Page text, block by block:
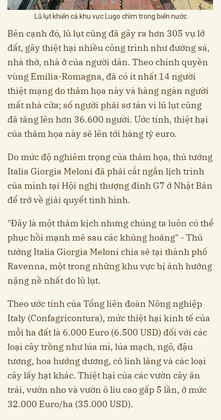
Lũ lụt khiến cả khu vực Lugo chìm trong biển nước
Bên cạnh đó, lũ lụt cũng đã gây ra hơn 305 vụ lở
đất, gây thiệt hại nhiều công trình như đường sá,
nhà thờ, nhà ở của người dân. Theo chính quyền
vùng Emilia-Romagna, đã có ít nhất 14 người
thiệt mạng do thảm họa này và hàng ngàn người
mất nhà cửa; số người phải sơ tán vì lũ lụt cũng
đã tăng lên hơn 36.600 người. Ước tính, thiệt hại
của thảm họa này sẽ lên tới hàng tỷ euro.
Do mức độ nghiêm trọng của thảm họa, thủ tướng
Italia Giorgia Meloni đã phải cắt ngắn lịch trình
của mình tại Hội nghị thượng đỉnh G7 ở Nhật Bản
để trở về giải quyết tình hình.
"Đây là một thảm kịch nhưng chúng ta luôn có thể
phục hồi mạnh mẽ sau các khủng hoảng" - Thủ
tướng Italia Giorgia Meloni chia sẻ tại thành phố
Ravenna, một trong những khu vực bị ảnh hưởng
nặng nề nhất do lũ lụt.
Theo ước tính của Tổng liên đoàn Nông nghiệp
Italy (Confagricontura), mức thiệt hại kinh tế của
mỗi ha đất là 6.000 Euro (6.500 USD) đối với các
loại cây trồng như lúa mì, lúa mạch, ngô, đậu
tương, hoa hướng dương, cỏ linh lăng và các loại
cây lấy hạt khác. Thiệt hại của các vườn cây ăn
trái, vườn nho và vườn ô liu cao gấp 5 lần, ở mức
32.000 Euro/ha (35.000 USD).